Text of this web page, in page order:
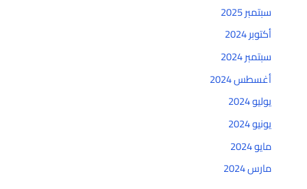
سبتمبر 2025
أكتوبر 2024
سبتمبر 2024
أغسطس 2024
يوليو 2024
يونيو 2024
مايو 2024
مارس 2024